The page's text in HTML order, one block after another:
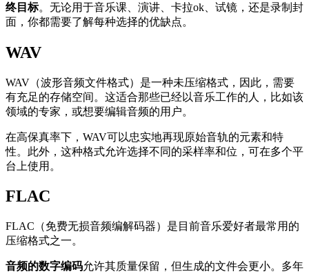
终目标。无论用于音乐课、演讲、卡拉ok、试镜，还是录制封
面，你都需要了解每种选择的优缺点。
WAV
WAV（波形音频文件格式）是一种未压缩格式，因此，需要
有充足的存储空间。这适合那些已经以音乐工作的人，比如该
领域的专家，或想要编辑音频的用户。
在高保真率下，WAV可以忠实地再现原始音轨的元素和特
性。此外，这种格式允许选择不同的采样率和位，可在多个平
台上使用。
FLAC
FLAC（免费无损音频编解码器）是目前音乐爱好者最常用的
压缩格式之一。
音频的数字编码允许其质量保留，但生成的文件会更小。多年